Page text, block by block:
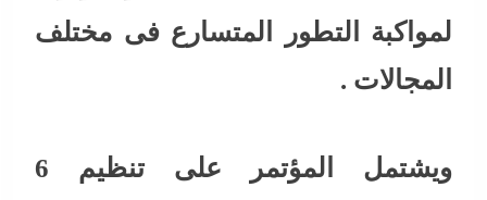
لمواكبة التطور المتسارع فى مختلف
المجالات .
ويشتمل المؤتمر على تنظيم 6